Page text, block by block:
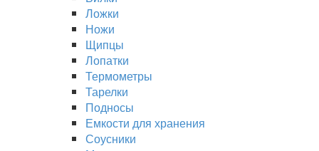
Ложки
Ножи
Щипцы
Лопатки
Термометры
Тарелки
Подносы
Емкости для хранения
Соусники